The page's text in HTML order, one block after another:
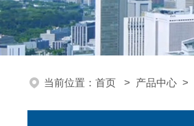
当前位置： 首页 > 产品中心 >